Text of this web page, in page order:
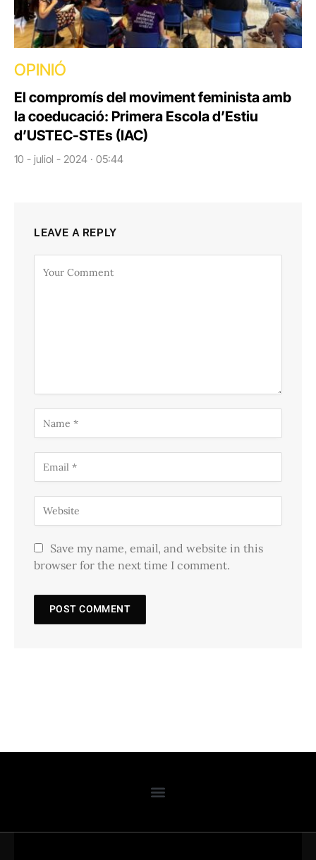
OPINIÓ
El compromís del moviment feminista amb
la coeducació: Primera Escola d’Estiu
d’USTEC-STEs (IAC)
10 - juliol - 2024 · 05:44
LEAVE A REPLY
Save my name, email, and website in this
browser for the next time I comment.